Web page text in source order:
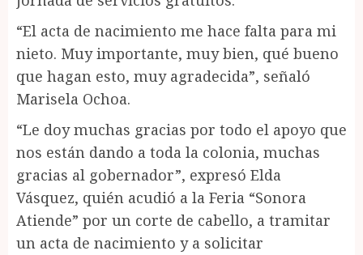
“El acta de nacimiento me hace falta para mi
nieto. Muy importante, muy bien, qué bueno
que hagan esto, muy agradecida”, señaló
Marisela Ochoa.
“Le doy muchas gracias por todo el apoyo que
nos están dando a toda la colonia, muchas
gracias al gobernador”, expresó Elda
Vásquez, quién acudió a la Feria “Sonora
Atiende” por un corte de cabello, a tramitar
un acta de nacimiento y a solicitar